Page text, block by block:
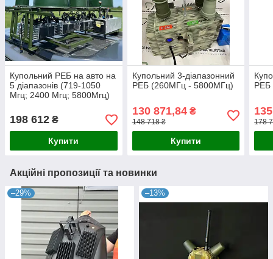
Купольний РЕБ на авто на
5 діапазонів (719-1050
Мгц; 2400 Мгц; 5800Мгц)
198 612 ₴
Купити
Купольний 3-діапазонний
РЕБ (260МГц - 5800МГц)
130 871,84₴
148 718 ₴
Купити
РЕБ
178
Акційні пропозиції та новинки
–29% –13%